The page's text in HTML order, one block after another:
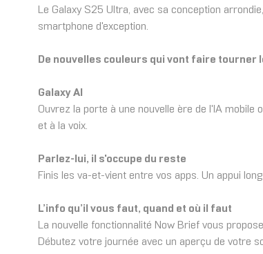
Le Galaxy S25 Ultra, avec sa conception
smartphone d'exception.
De nouvelles couleurs qui vont faire tourner
Galaxy AI
Ouvrez la porte à une nouvelle ère de l'IA
et à la voix.
Parlez-lui, il s'occupe du reste
Finis les va-et-vient entre vos apps. Un appui
L’info qu’il vous faut, quand et où il faut
La nouvelle fonctionnalité Now Brief vous
Débutez votre journée avec un aperçu de votre